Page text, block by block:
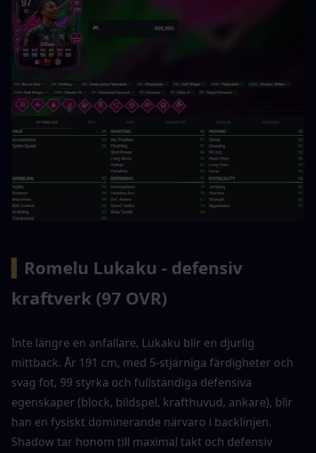
Romelu Lukaku - defensiv
kraftverk (97 OVR)
Inte längre en anfallare, Lukaku blir en djurlig
mittback. År 191 cm, med 5-stjärniga färdigheter och
svag fot, 99 styrka och fullständiga defensiva
egenskaper (block, bildspel, krafthuvud, ankare), blir
han en fysiskt dominerande närvaro i backlinjen.
Shadow tar honom till maximal takt och defensiv